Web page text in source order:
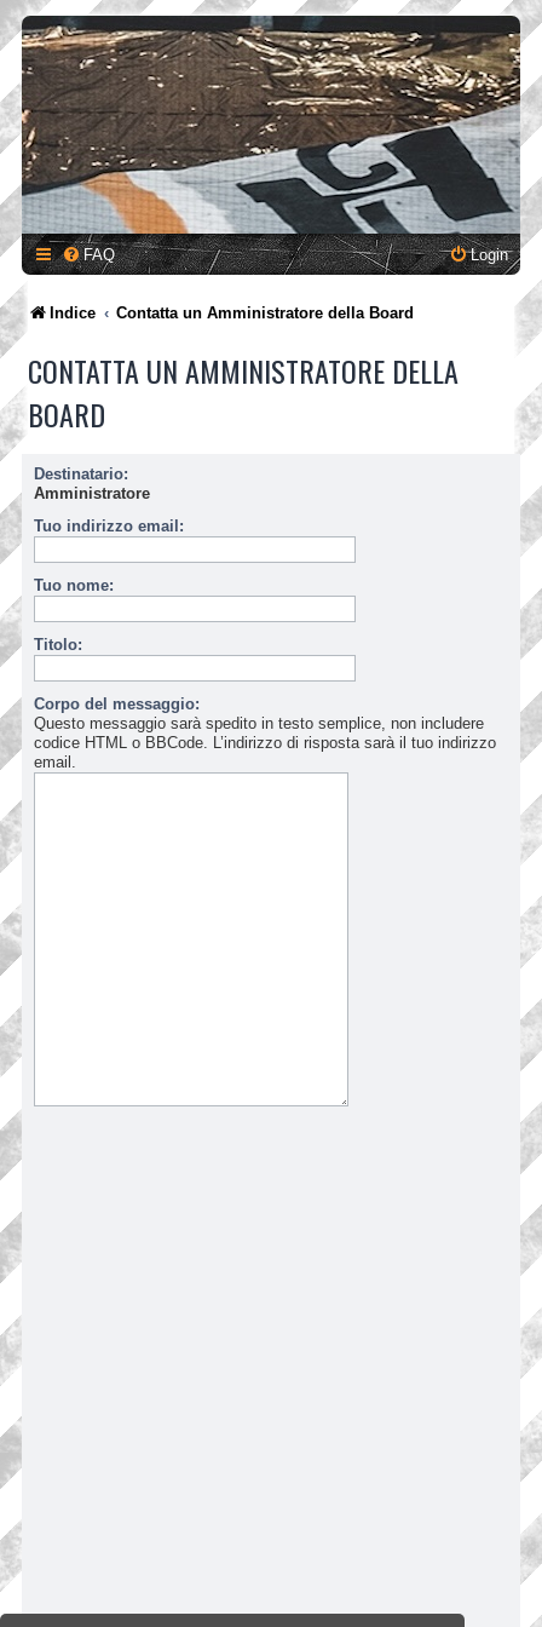
FAQ Login
Indice Contatta un Amministratore della Board
CONTATTA UN AMMINISTRATORE DELLA
BOARD
Destinatario:
Amministratore
Tuo indirizzo email:
Tuo nome:
Titolo:
Corpo del messaggio:
Questo messaggio sarà spedito in testo semplice, non includere
codice HTML o BBCode. L’indirizzo di risposta sarà il tuo indirizzo
email.